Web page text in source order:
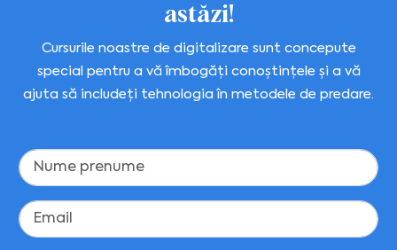
astăzi!
Cursurile noastre de digitalizare sunt concepute
special pentru a vă îmbogăți conoștințele și a vă
ajuta să includeți tehnologia în metodele de predare.